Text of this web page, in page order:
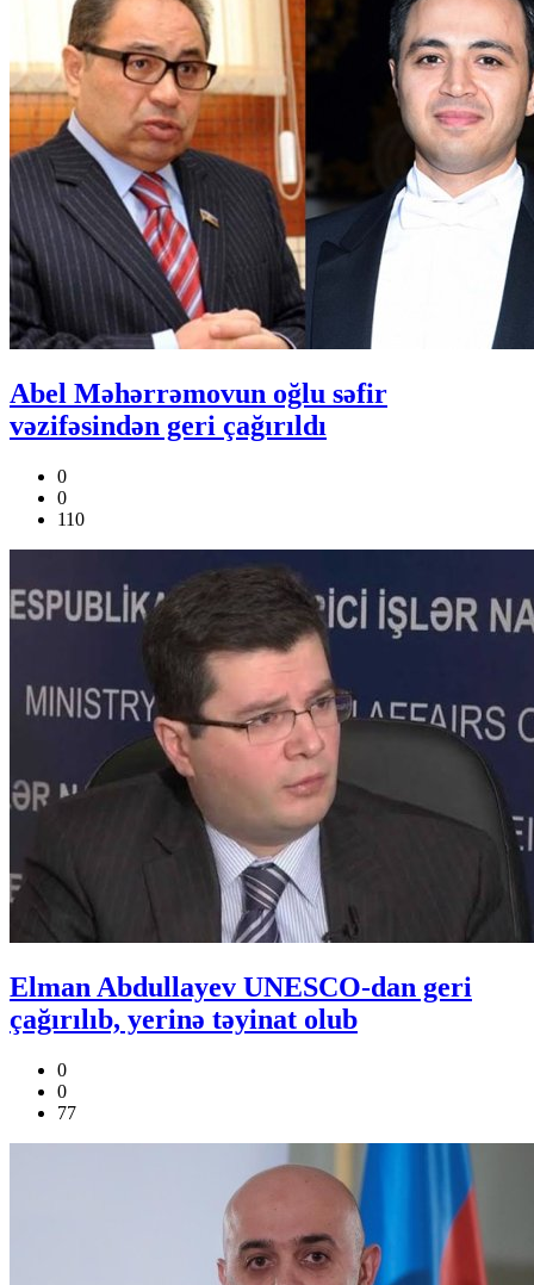
Abel Məhərrəmovun oğlu səfir
vəzifəsindən geri çağırıldı
0
0
110
Elman Abdullayev UNESCO-dan geri
çağırılıb, yerinə təyinat olub
0
0
77